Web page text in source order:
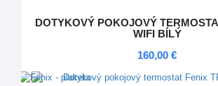
DOTYKOVÝ POKOJOVÝ
WIFI BÍLÝ
160,00 €